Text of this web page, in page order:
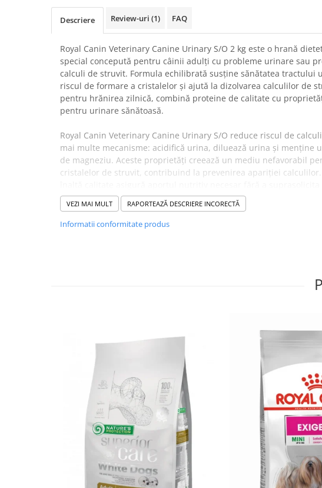
Antidiareice
Gel antiinflamator
Descriere Review-uri (1) FAQ
Royal Canin Veterinary Canine Urinary S/O 2 kg este o hrană
special concepută pentru câinii adulți cu probleme urinare sau
calculi de struvit. Formula echilibrată susține sănătatea tractului
riscul de formare a cristalelor și ajută la dizolvarea calculilor de
pentru hrănirea zilnică, combină proteine de calitate cu
pentru urinare sănătoasă.
Royal Canin Veterinary Canine Urinary S/O reduce riscul de
mai multe mecanisme: acidifică urina, diluează urina și menține
de magneziu. Aceste proprietăți creează un mediu nefavorabil
cristalelor de struvit, contribuind la prevenirea apariției
✔️Beneficii:
Hrana dietetică sprijină sănătatea tractului urinar și poate dizolva
struvit existenți. Valoarea RSS redusă minimizează concentrația
Este indicată câinilor adulți care prezintă calculi de struvit, pentru
Se recomandă consultul veterinar înainte de utilizare și
a stării de sănătate. Hrana poate fi oferită zilnic conform greutății și
recomandărilor veterinarului. Asigurați întotdeauna apă
abundență pentru diluarea urinei.
Compoziție:
Proteine de origine animală de înaltă calitate, făină de porumb,
animale, fibre vegetale, uleiuri nutritive, pulberi și extracte de
și substanțe cu proprietăți dietetice.
Aditivi nutriționali și tehnologici:
conform standardelor Royal
echilibrul nutrițional și proprietățile dietetice pentru sănătatea
Constituenți analitici:proteine 20%, grăsimi 10%, celuloză 2%,
scăzut, EPA/DHA, acidifiere și diluare a urinei monitorizată.
VEZI MAI MULT RAPORTEAZĂ DESCRIERE INCORECTĂ
Informatii conformitate produs